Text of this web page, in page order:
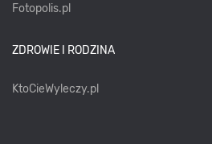
Fotopolis.pl
ZDROWIE I RODZINA
KtoCieWyleczy.pl